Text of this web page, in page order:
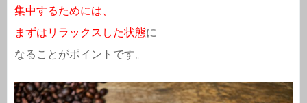
集中するためには、
まずはリラックスした状態に
なることがポイントです。